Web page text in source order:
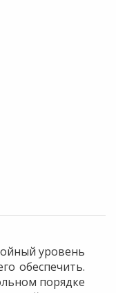
уровень
обеспечить.
порядке